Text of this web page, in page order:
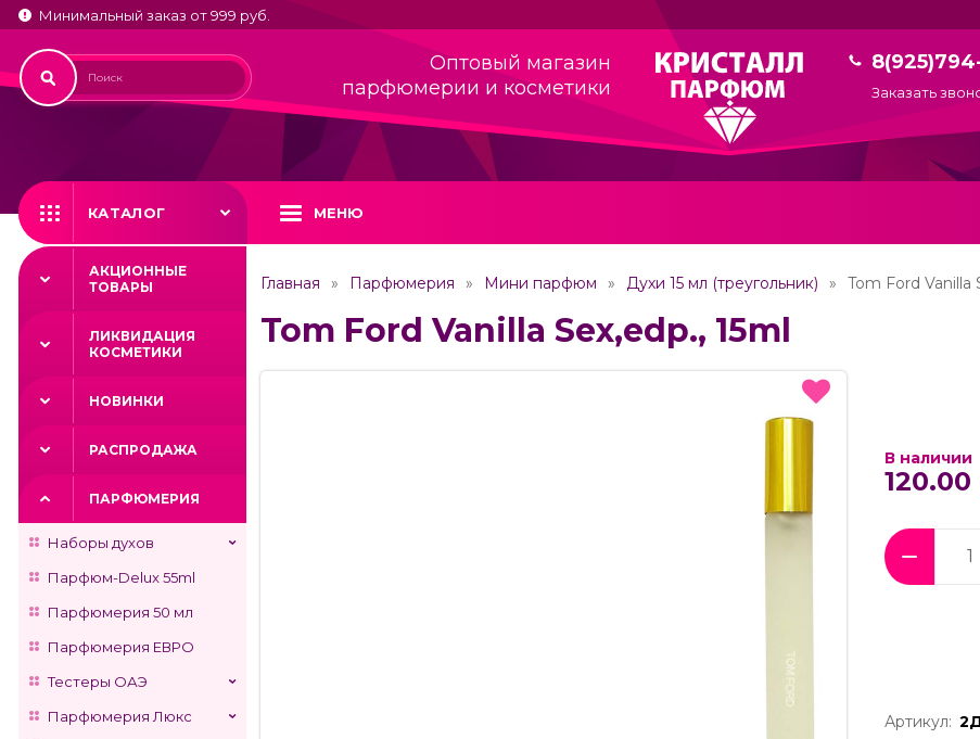
Минимальный заказ от 999 руб.
Оптовый магазин
парфюмерии и косметики
Заказать
КАТАЛОГ МЕНЮ
АКЦИОННЫЕ
ТОВАРЫ
ЛИКВИДАЦИЯ
КОСМЕТИКИ
НОВИНКИ
РАСПРОДАЖА
ПАРФЮМЕРИЯ
Наборы духов
Парфюм-Delux 55ml
Парфюмерия 50 мл
Парфюмерия ЕВРО
Тестеры ОАЭ
Парфюмерия Люкс
Главная Парфюмерия Мини парфюм Духи 15 мл (треугольник) Tom Ford Vanilla
Tom Ford Vanilla Sex,edp., 15ml
В наличии
120.00
Артикул: